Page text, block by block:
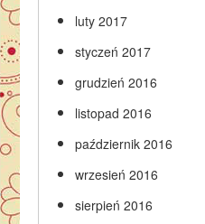
luty 2017
styczeń 2017
grudzień 2016
listopad 2016
październik 2016
wrzesień 2016
sierpień 2016